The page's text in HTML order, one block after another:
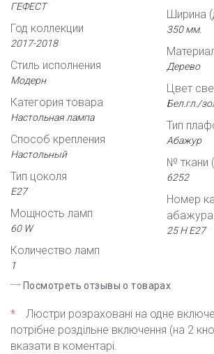
ГЕФЕСТ
Год коллекции
2017-2018
Стиль исполнения
Модерн
Категория товара
Настольная лампа
Способ крепления
Настольный
Тип цоколя
Е27
Мощность ламп
60 W
Количество ламп
1
Ширина
350 мм.
Дерево
Цвет
Бел.гл./
Тип
Абажур
№ ткани
6252
Номер
абажура
25 Н Е27
Посмотреть отзывы о товарах
*
Люстри розраховані на одне
потрібне роздільне включення (на 2
вказати в коментарі.